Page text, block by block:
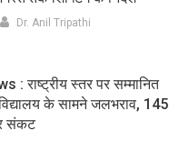
Dr. Anil Tripathi
: राष्ट्रीय स्तर पर सम्मानित
के सामने जलभराव, 145
संकट